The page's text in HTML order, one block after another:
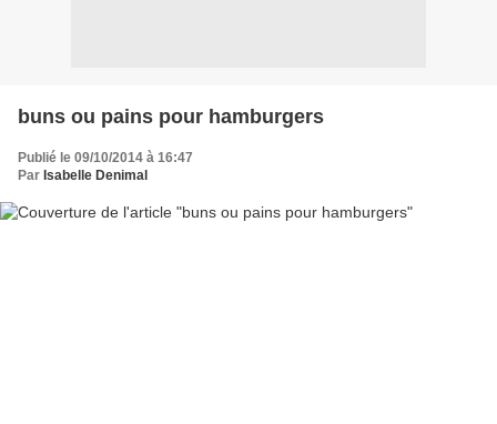
buns ou pains pour hamburgers
Publié le 09/10/2014 à 16:47
Par Isabelle Denimal